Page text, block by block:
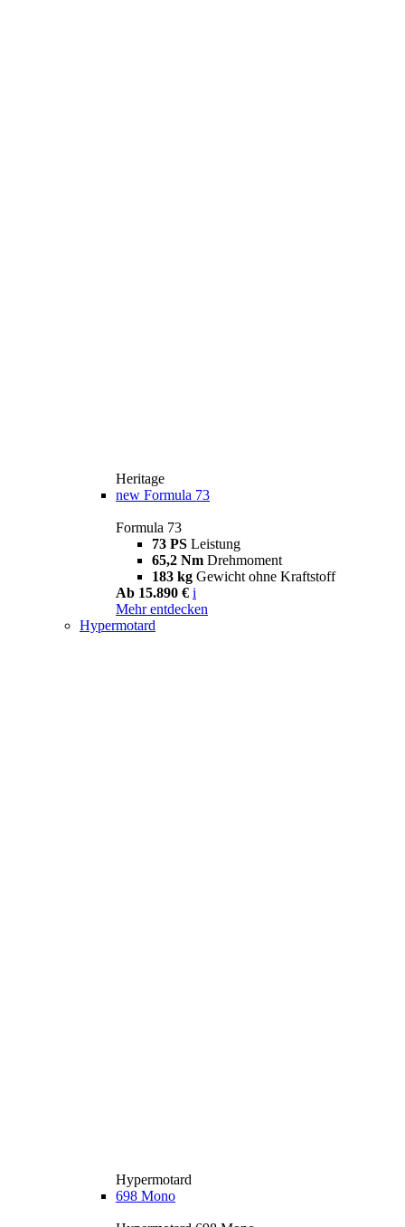
Heritage
new Formula 73
Formula 73
73 PS Leistung
65,2 Nm Drehmoment
183 kg Gewicht ohne Kraftstoff
Ab 15.890 € i
Mehr entdecken
Hypermotard
Hypermotard
698 Mono